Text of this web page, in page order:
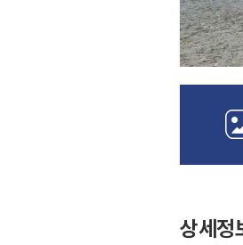
상세정